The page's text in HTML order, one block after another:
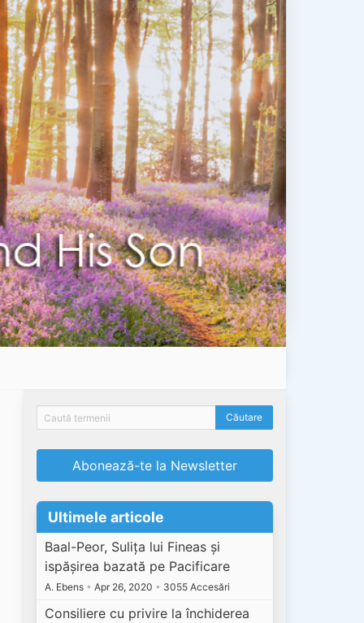
Abonează-te la Newsletter
Ultimele articole
Baal-Peor, Sulița lui Fineas și
ispășirea bazată pe Pacificare
A. Ebens • Apr 26, 2020 • 3055 Accesări
Consiliere cu privire la închiderea